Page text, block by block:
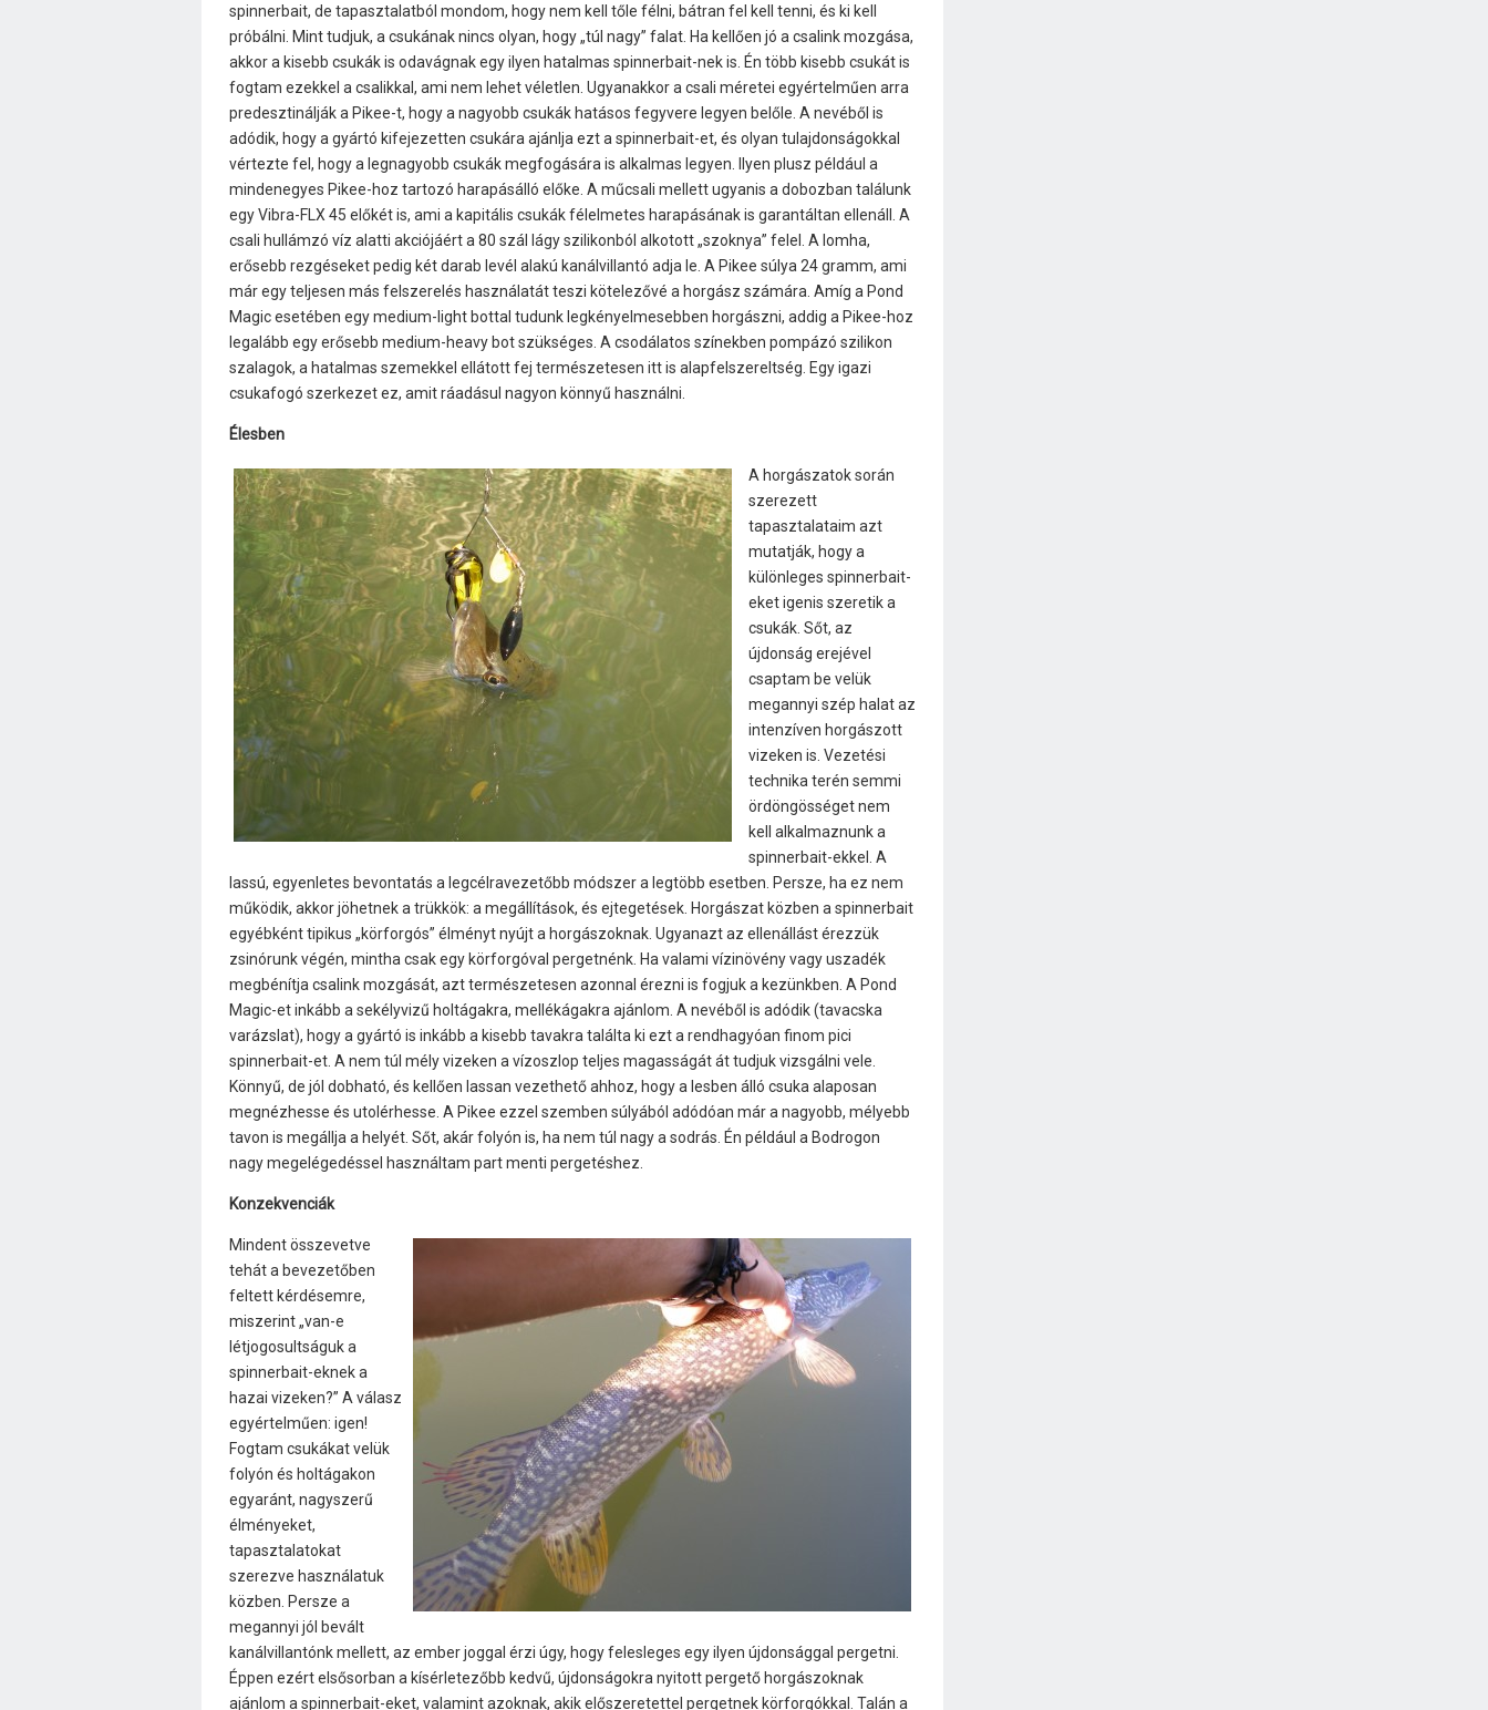
spinnerbait, de tapasztalatból mondom, hogy nem kell tőle félni, bátran fel kell tenni, és ki kell
próbálni. Mint tudjuk, a csukának nincs olyan, hogy „túl nagy” falat. Ha kellően jó a csalink mozgása,
akkor a kisebb csukák is odavágnak egy ilyen hatalmas spinnerbait-nek is. Én több kisebb csukát is
fogtam ezekkel a csalikkal, ami nem lehet véletlen. Ugyanakkor a csali méretei egyértelműen arra
predesztinálják a Pikee-t, hogy a nagyobb csukák hatásos fegyvere legyen belőle. A nevéből is
adódik, hogy a gyártó kifejezetten csukára ajánlja ezt a spinnerbait-et, és olyan tulajdonságokkal
vértezte fel, hogy a legnagyobb csukák megfogására is alkalmas legyen. Ilyen plusz például a
mindenegyes Pikee-hoz tartozó harapásálló előke. A műcsali mellett ugyanis a dobozban találunk
egy Vibra-FLX 45 előkét is, ami a kapitális csukák félelmetes harapásának is garantáltan ellenáll. A
csali hullámzó víz alatti akciójáért a 80 szál lágy szilikonból alkotott „szoknya” felel. A lomha,
erősebb rezgéseket pedig két darab levél alakú kanálvillantó adja le. A Pikee súlya 24 gramm, ami
már egy teljesen más felszerelés használatát teszi kötelezővé a horgász számára. Amíg a Pond
Magic esetében egy medium-light bottal tudunk legkényelmesebben horgászni, addig a Pikee-hoz
legalább egy erősebb medium-heavy bot szükséges. A csodálatos színekben pompázó szilikon
szalagok, a hatalmas szemekkel ellátott fej természetesen itt is alapfelszereltség. Egy igazi
csukafogó szerkezet ez, amit ráadásul nagyon könnyű használni.
Élesben
A horgászatok során
szerezett
tapasztalataim azt
mutatják, hogy a
különleges spinnerbait-
eket igenis szeretik a
csukák. Sőt, az
újdonság erejével
csaptam be velük
megannyi szép halat az
intenzíven horgászott
vizeken is. Vezetési
technika terén semmi
ördöngösséget nem
kell alkalmaznunk a
spinnerbait-ekkel. A
lassú, egyenletes bevontatás a legcélravezetőbb módszer a legtöbb esetben. Persze, ha ez nem
működik, akkor jöhetnek a trükkök: a megállítások, és ejtegetések. Horgászat közben a spinnerbait
egyébként tipikus „körforgós” élményt nyújt a horgászoknak. Ugyanazt az ellenállást érezzük
zsinórunk végén, mintha csak egy körforgóval pergetnénk. Ha valami vízinövény vagy uszadék
megbénítja csalink mozgását, azt természetesen azonnal érezni is fogjuk a kezünkben. A Pond
Magic-et inkább a sekélyvizű holtágakra, mellékágakra ajánlom. A nevéből is adódik (tavacska
varázslat), hogy a gyártó is inkább a kisebb tavakra találta ki ezt a rendhagyóan finom pici
spinnerbait-et. A nem túl mély vizeken a vízoszlop teljes magasságát át tudjuk vizsgálni vele.
Könnyű, de jól dobható, és kellően lassan vezethető ahhoz, hogy a lesben álló csuka alaposan
megnézhesse és utolérhesse. A Pikee ezzel szemben súlyából adódóan már a nagyobb, mélyebb
tavon is megállja a helyét. Sőt, akár folyón is, ha nem túl nagy a sodrás. Én például a Bodrogon
nagy megelégedéssel használtam part menti pergetéshez.
Konzekvenciák
Mindent összevetve
tehát a bevezetőben
feltett kérdésemre,
miszerint „van-e
létjogosultságuk a
spinnerbait-eknek a
hazai vizeken?” A válasz
egyértelműen: igen!
Fogtam csukákat velük
folyón és holtágakon
egyaránt, nagyszerű
élményeket,
tapasztalatokat
szerezve használatuk
közben. Persze a
megannyi jól bevált
kanálvillantónk mellett, az ember joggal érzi úgy, hogy felesleges egy ilyen újdonsággal pergetni.
Éppen ezért elsősorban a kísérletezőbb kedvű, újdonságokra nyitott pergető horgászoknak
ajánlom a spinnerbait-eket, valamint azoknak, akik előszeretettel pergetnek körforgókkal. Talán a